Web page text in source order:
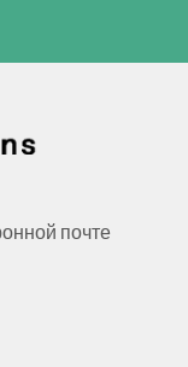
почте